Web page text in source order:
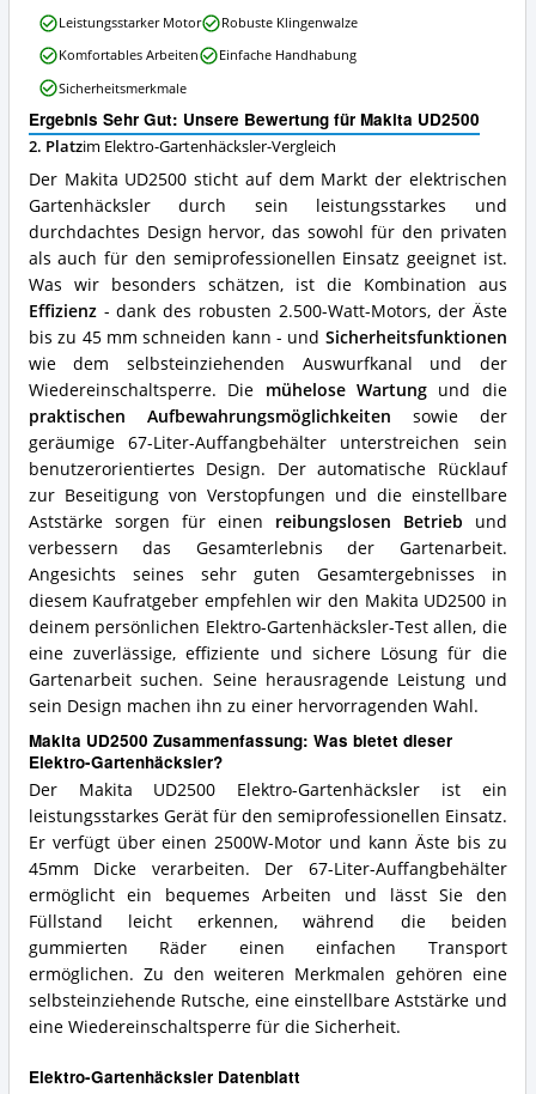
Ergebnis Sehr Gut: Unsere Bewertung für Makita UD2500
2. Platzim Elektro-Gartenhäcksler-Vergleich
Der Makita UD2500 sticht auf dem Markt der elektrischen
Gartenhäcksler durch sein leistungsstarkes und
durchdachtes Design hervor, das sowohl für den privaten
als auch für den semiprofessionellen Einsatz geeignet ist.
Was wir besonders schätzen, ist die Kombination aus
Effizienz- dank des robusten 2.500-Watt-Motors, der Äste
bis zu 45 mm schneiden kann - und Sicherheitsfunktionen
wie dem selbsteinziehenden Auswurfkanal und der
Wiedereinschaltsperre. Die mühelose Wartungund die
praktischen Aufbewahrungsmöglichkeiten sowie der
geräumige 67-Liter-Auffangbehälter unterstreichen sein
benutzerorientiertes Design. Der automatische Rücklauf
zur Beseitigung von Verstopfungen und die einstellbare
Aststärke sorgen für einen reibungslosen Betrieb und
verbessern das Gesamterlebnis der Gartenarbeit.
Angesichts seines sehr guten Gesamtergebnisses in
diesem Kaufratgeber empfehlen wir den Makita UD2500 in
deinem persönlichen Elektro-Gartenhäcksler-Test allen, die
eine zuverlässige, effiziente und sichere Lösung für die
Gartenarbeit suchen. Seine herausragende Leistung und
sein Design machen ihn zu einer hervorragenden Wahl.
Makita UD2500 Zusammenfassung: Was bietet dieser
Elektro-Gartenhäcksler?
Der Makita UD2500 Elektro-Gartenhäcksler ist ein
leistungsstarkes Gerät für den semiprofessionellen Einsatz.
Er verfügt über einen 2500W-Motor und kann Äste bis zu
45mm Dicke verarbeiten. Der 67-Liter-Auffangbehälter
ermöglicht ein bequemes Arbeiten und lässt Sie den
Füllstand leicht erkennen, während die beiden
gummierten Räder einen einfachen Transport
ermöglichen. Zu den weiteren Merkmalen gehören eine
selbsteinziehende Rutsche, eine einstellbare Aststärke und
eine Wiedereinschaltsperre für die Sicherheit.
Elektro-Gartenhäcksler Datenblatt
Makita
UD2500
Vorteile:
Was
spricht
für
diesen
Elektro-
Gartenhäcksler?
Leistungsstarker Motor
Robuste Klingenwalze
Komfortables Arbeiten
Einfache Handhabung
Sicherheitsmerkmale